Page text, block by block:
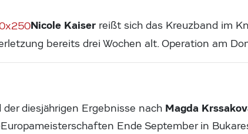
Nicole Kaiser reißt sich das Kreuzband im
bereits drei Wochen alt. Operation am
diesjährigen Ergebnisse nach Magda
Ende September in